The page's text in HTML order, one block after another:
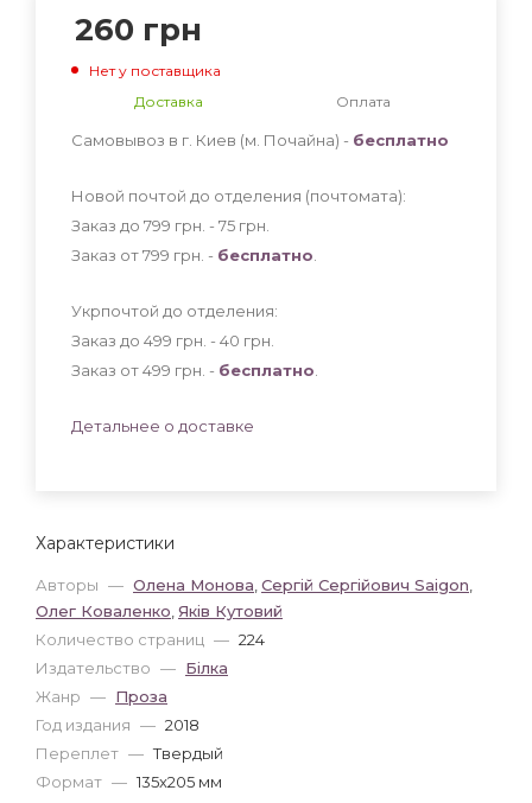
Характеристики
Авторы — Олена Монова Сергій Сергійович Saigon
Олег Коваленко Яків Кутовий
Количество страниц — 224
Издательство — Білка
Жанр — Проза
Год издания — 2018
Переплет — Твердый
Формат — 135x205 мм
260 грн
Нет у поставщика
Доставка
Оплата
Самовывоз в г. Киев (м. Почайна) - бесплатно
Новой почтой до отделения (почтомата):
Заказ до 799 грн. - 75 грн
Заказ от 799 грн. - бесплатно
Укрпочтой до отделения:
Заказ до 499 грн. - 40 грн
Заказ от 499 грн. - бесплатно
Детальнее о доставке